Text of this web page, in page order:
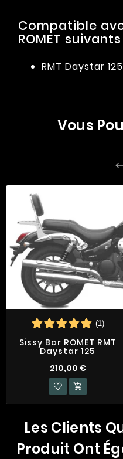
Compatible
ROMET suivants
RMT Daystar 125
Vous

(1)
Sissy Bar ROMET RMT
Daystar 125
210,00 €

Les Clients
Produit Ont